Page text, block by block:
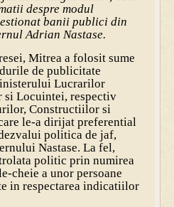
despre modul
banii publici din
Adrian Nastase.
Mitrea a folosit sume
de publicitate
Lucrarilor
si Locuintei, respectiv
Constructiilor si
le-a dirijat preferential
politica de jaf,
Nastase. La fel,
politic prin numirea
cheie a unor persoane
in respectarea indicatiilor